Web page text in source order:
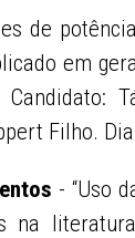
de
em
Candidato:
Filho.
- “Uso
na